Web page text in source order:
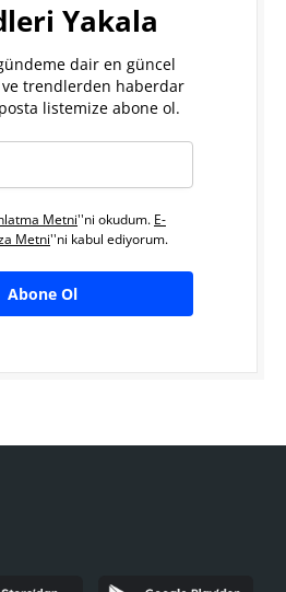
Yakala
dair en güncel
trendlerden haberdar
listemize abone ol.
Metni''ni okudum. E-
Metni''ni kabul ediyorum.
Abone Ol